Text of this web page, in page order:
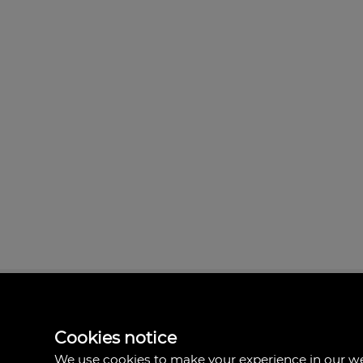
Cookies notice
We use cookies to make your experience in our